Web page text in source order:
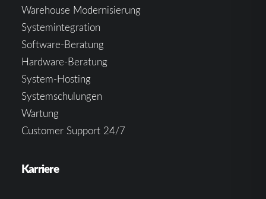
Warehouse Modernisierung
Systemintegration
Software-Beratung
Hardware-Beratung
System-Hosting
Systemschulungen
Wartung
Customer Support 24/7
Karriere